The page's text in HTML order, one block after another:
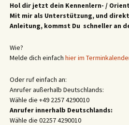
Hol dir jetzt dein Kennenlern- /
Mit mir als Unterstützung, und
Anleitung, kommst Du schneller an
Wie?
Melde dich einfach hier im
Oder ruf einfach an:
Anrufer außerhalb Deutschlands:
Wähle die +49 2257 4290010
Anrufer innerhalb Deutschlands:
Wähle die 02257 4290010